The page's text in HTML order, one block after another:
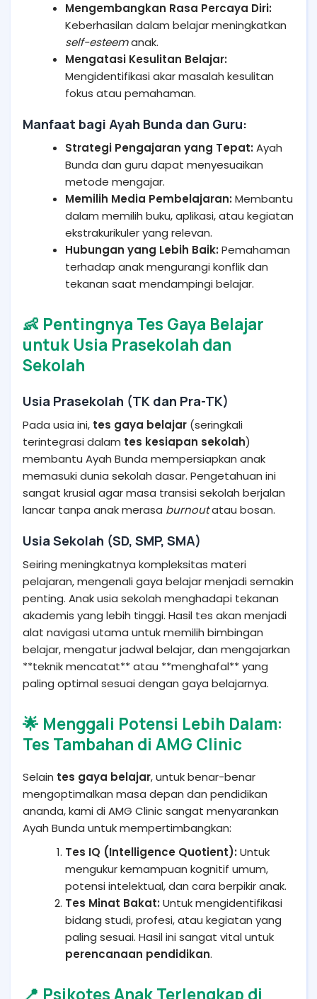
Mengembangkan Rasa Percaya Diri:
Keberhasilan dalam belajar meningkatkan
self-esteemanak.
Mengatasi Kesulitan Belajar:
Mengidentifikasi akar masalah kesulitan
fokus atau pemahaman.
Manfaat bagi Ayah Bunda dan Guru:
Strategi Pengajaran yang Tepat: Ayah
Bunda dan guru dapat menyesuaikan
metode mengajar.
Memilih Media Pembelajaran: Membantu
dalam memilih buku, aplikasi, atau kegiatan
ekstrakurikuler yang relevan.
Hubungan yang Lebih Baik: Pemahaman
terhadap anak mengurangi konflik dan
tekanan saat mendampingi belajar.
👶 Pentingnya Tes Gaya Belajar
untuk Usia Prasekolah dan
Sekolah
Usia Prasekolah (TK dan Pra-TK)
Pada usia ini, tes gaya belajar (seringkali
terintegrasi dalam tes kesiapan sekolah)
membantu Ayah Bunda mempersiapkan anak
memasuki dunia sekolah dasar. Pengetahuan ini
sangat krusial agar masa transisi sekolah berjalan
lancar tanpa anak merasa burnoutatau bosan.
Usia Sekolah (SD, SMP, SMA)
Seiring meningkatnya kompleksitas materi
pelajaran, mengenali gaya belajar menjadi semakin
penting. Anak usia sekolah menghadapi tekanan
akademis yang lebih tinggi. Hasil tes akan menjadi
alat navigasi utama untuk memilih bimbingan
belajar, mengatur jadwal belajar, dan mengajarkan
**teknik mencatat** atau **menghafal** yang
paling optimal sesuai dengan gaya belajarnya.
🌟 Menggali Potensi Lebih Dalam:
Tes Tambahan di AMG Clinic
Selain tes gaya belajar, untuk benar-benar
mengoptimalkan masa depan dan pendidikan
ananda, kami di AMG Clinic sangat menyarankan
Ayah Bunda untuk mempertimbangkan:
Tes IQ (Intelligence Quotient): Untuk
mengukur kemampuan kognitif umum,
potensi intelektual, dan cara berpikir anak.
Tes Minat Bakat: Untuk mengidentifikasi
bidang studi, profesi, atau kegiatan yang
paling sesuai. Hasil ini sangat vital untuk
perencanaan pendidikan.
📍 Psikotes Anak Terlengkap di